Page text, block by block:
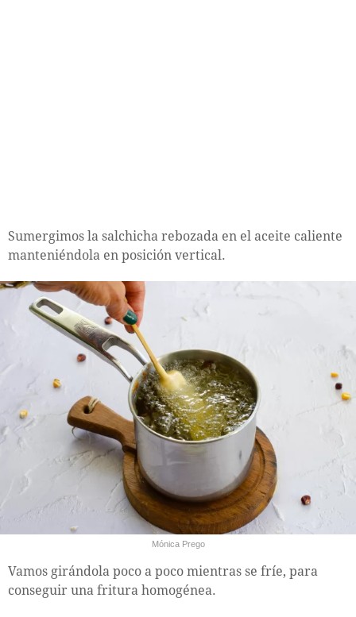
Sumergimos la salchicha rebozada en el aceite caliente
manteniéndola en posición vertical.
Mónica Prego
Vamos girándola poco a poco mientras se fríe, para
conseguir una fritura homogénea.